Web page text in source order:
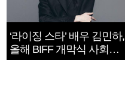
‘라이징 스타’ 배우 김민하,
올해 BIFF 개막식 사회자
확정